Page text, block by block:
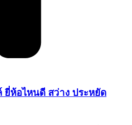
ยี่ห้อไหนดี สว่าง ประหยัด